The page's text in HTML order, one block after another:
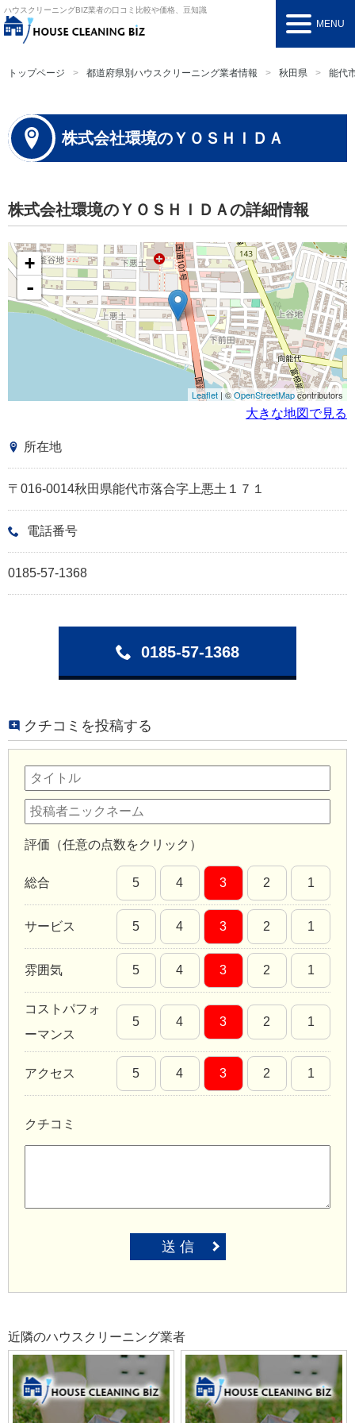
ハウスクリーニングBIZ業者の口コミ比較や価格、豆知識
MENU
トップページ 都道府県別ハウスクリーニング業者情報 秋田県 能代
株式会社環境のＹＯＳＨＩＤＡ
株式会社環境のＹＯＳＨＩＤＡの詳細情報
+
-
Leaflet | ©OpenStreetMapcontributors
大きな地図で見る
所在地
〒016-0014秋田県能代市落合字上悪土１７１
電話番号
0185-57-1368
0185-57-1368
クチコミを投稿する
評価（任意の点数をクリック）
総合 5 4 3 2 1
サービス 5 4 3 2 1
雰囲気 5 4 3 2 1
コストパフォ
ーマンス
5 4 3 2 1
アクセス 5 4 3 2 1
クチコミ
送 信
近隣のハウスクリーニング業者